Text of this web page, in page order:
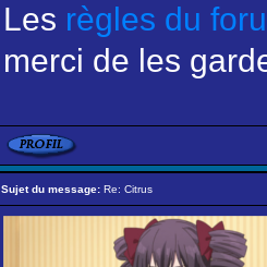
Les règles du
merci de les
Sujet du message: Re: Citrus